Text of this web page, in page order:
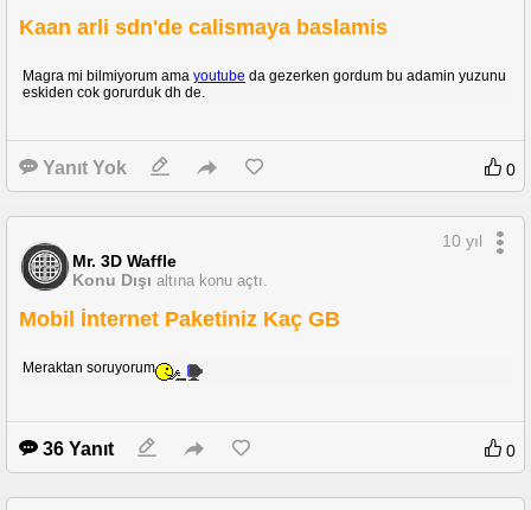
Kaan arli sdn'de calismaya baslamis
Magra mi bilmiyorum ama youtube da gezerken gordum bu adamin yuzunu
eskiden cok gorurduk dh de.
Yanıt Yok 0
Mr. 3D Waffle
Konu Dışı altına konu açtı.
10 yıl
Mobil İnternet Paketiniz Kaç GB
Meraktan soruyorum
36 Yanıt 0